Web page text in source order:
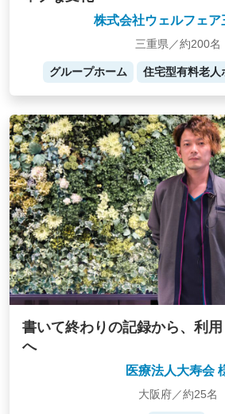
株式会社ウェルフェア
三重県／約200名
グループホーム 住宅型有料老人
書いて終わりの記録から、利
へ
医療法人大寿会
大阪府／約25名